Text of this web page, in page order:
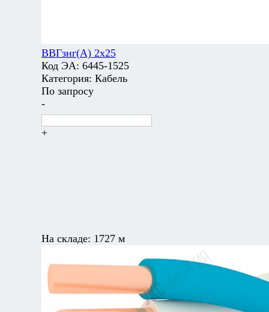
ВВГзнг(А) 2х25
Код ЭА: 6445-1525
Категория: Кабель
По запросу
-
+
На складе: 1727 м